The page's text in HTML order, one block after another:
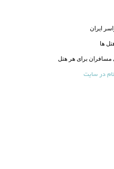
ایران
ها
مسافران برای هر هتل
در سایت